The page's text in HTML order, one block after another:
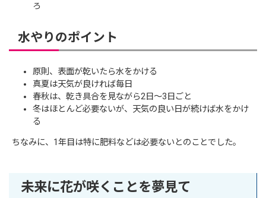
ろ
水やりのポイント
原則、表面が乾いたら水をかける
真夏は天気が良ければ毎日
春秋は、乾き具合を見ながら2日～3日ごと
冬はほとんど必要ないが、天気の良い日が続けば水をかけ
る
ちなみに、1年目は特に肥料などは必要ないとのことでした。
未来に花が咲くことを夢見て